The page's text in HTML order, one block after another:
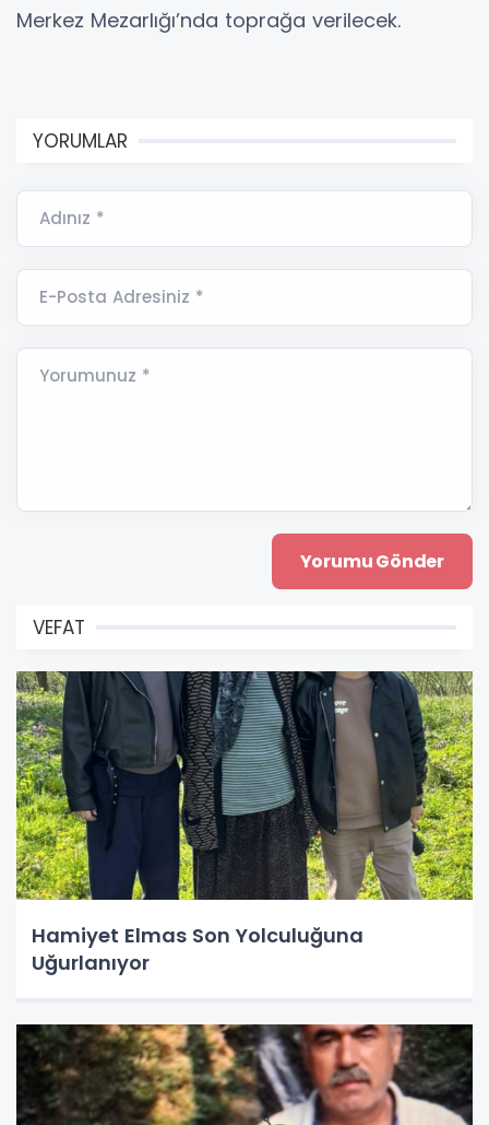
Merkez Mezarlığı’nda toprağa verilecek.
YORUMLAR
Adınız *
E-Posta Adresiniz *
Yorumunuz *
VEFAT
Hamiyet Elmas Son Yolculuğuna
Uğurlanıyor